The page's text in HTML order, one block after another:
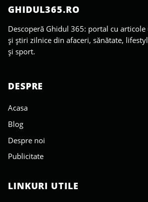
GHIDUL365.RO
Descoperă Ghidul 365: portal cu
și știri zilnice din afaceri, sănătate,
și sport.
DESPRE
Acasa
Blog
Despre noi
Publicitate
LINKURI UTILE